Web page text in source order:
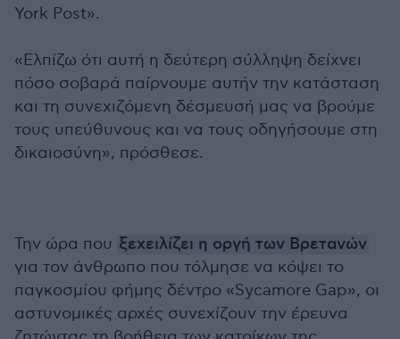
York Post».
«Ελπίζω ότι αυτή η δεύτερη σύλληψη δείχνει
πόσο σοβαρά παίρνουμε αυτήν την κατάσταση
και τη συνεχιζόμενη δέσμευσή μας να βρούμε
τους υπεύθυνους και να τους οδηγήσουμε στη
δικαιοσύνη», πρόσθεσε.
Την ώρα που ξεχειλίζει η οργή των Βρετανών
για τον άνθρωπο που τόλμησε να κόψει το
παγκοσμίου φήμης δέντρο «Sycamore Gap», οι
αστυνομικές αρχές συνεχίζουν την έρευνα